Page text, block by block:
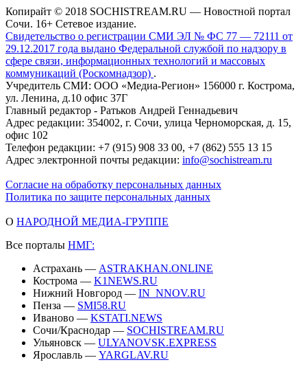
Копирайт © 2018 SOCHISTREAM.RU — Новостной портал
Сочи. 16+ Сетевое издание.
Свидетельство о регистрации СМИ ЭЛ № ФС 77 — 72111 от
29.12.2017 года выдано Федеральной службой по надзору в
сфере связи, информационных технологий и массовых
коммуникаций (Роскомнадзор) .
Учредитель СМИ: ООО «Медиа-Регион» 156000 г. Кострома,
ул. Ленина, д.10 офис 37Г
Главный редактор - Ратьков Андрей Геннадьевич
Адрес редакции: 354002, г. Сочи, улица Черноморская, д. 15,
офис 102
Телефон редакции: +7 (915) 908 33 00, +7 (862) 555 13 15
Адрес электронной почты редакции: info@sochistream.ru
Согласие на обработку персональных данных
Политика по защите персональных данных
О НАРОДНОЙ МЕДИА-ГРУППЕ
Все порталы НМГ:
Астрахань — ASTRAKHAN.ONLINE
Кострома — K1NEWS.RU
Нижний Новгород — IN_NNOV.RU
Пенза — SMI58.RU
Иваново — KSTATI.NEWS
Сочи/Краснодар — SOCHISTREAM.RU
Ульяновск — ULYANOVSK.EXPRESS
Ярославль — YARGLAV.RU